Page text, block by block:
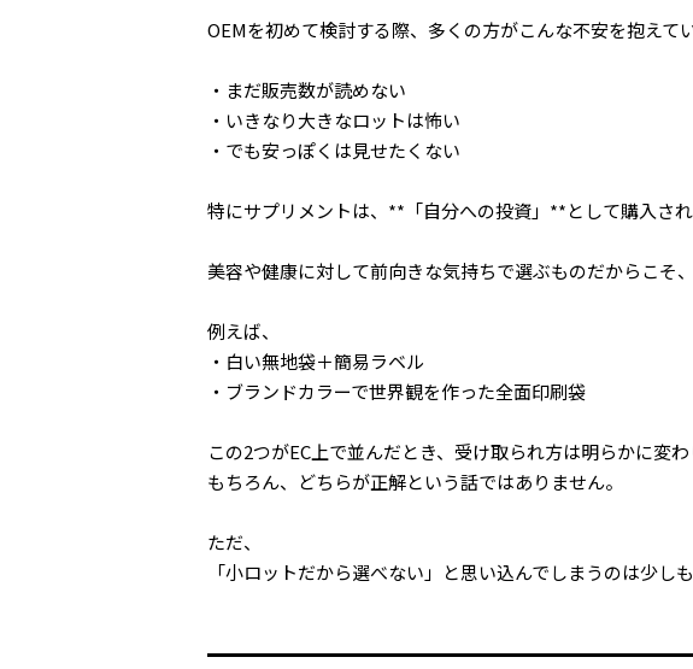
OEMを初めて検討する際、多くの方がこんな不安を抱えてい
・まだ販売数が読めない
・いきなり大きなロットは怖い
・でも安っぽくは見せたくない
特にサプリメントは、**「自分への投資」**として購入され
美容や健康に対して前向きな気持ちで選ぶものだからこそ
例えば、
・白い無地袋＋簡易ラベル
・ブランドカラーで世界観を作った全面印刷袋
この2つがEC上で並んだとき、受け取られ方は明らかに変わ
もちろん、どちらが正解という話ではありません。
ただ、
「小ロットだから選べない」と思い込んでしまうのは少し